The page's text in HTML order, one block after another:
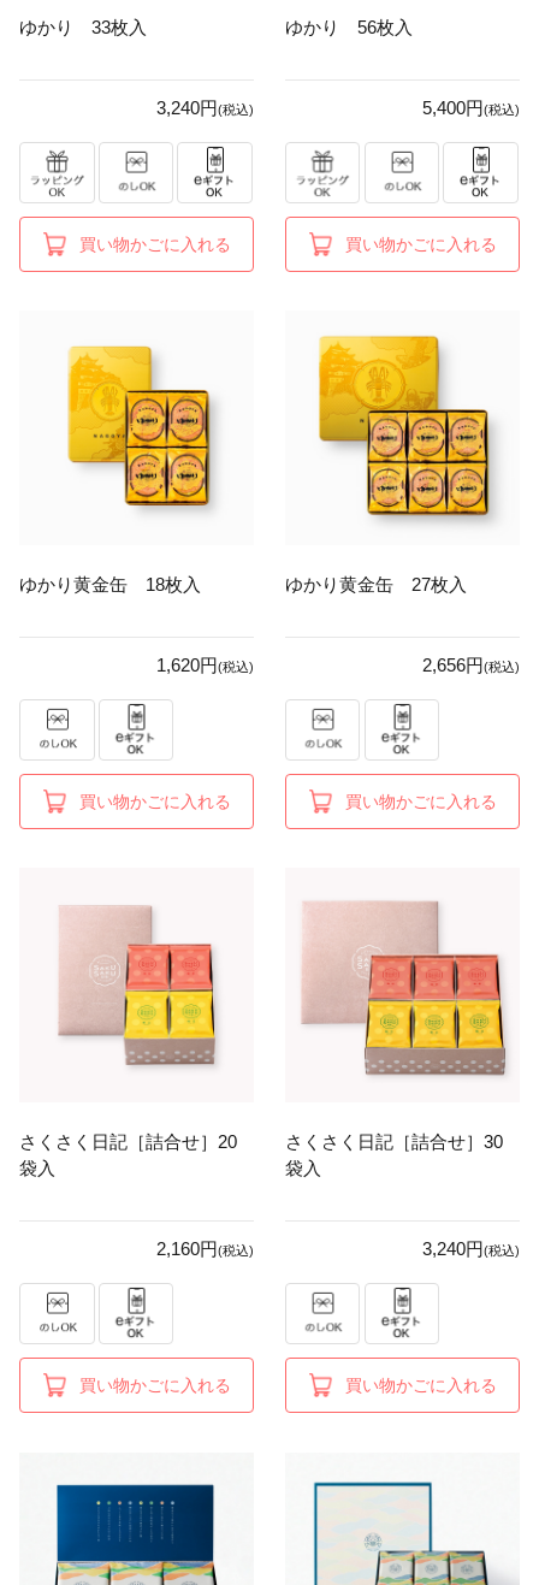
ゆかり 33枚入
3,240円(税込)
買い物かごに入れる
ゆかり 56枚入
5,400円(税込)
買い物かごに入れる
ゆかり黄金缶 18枚入
1,620円(税込)
買い物かごに入れる
ゆかり黄金缶 27枚入
2,656円(税込)
買い物かごに入れる
さくさく日記［詰合せ］20
袋入
2,160円(税込)
買い物かごに入れる
さくさく日記［詰合せ］30
袋入
3,240円(税込)
買い物かごに入れる